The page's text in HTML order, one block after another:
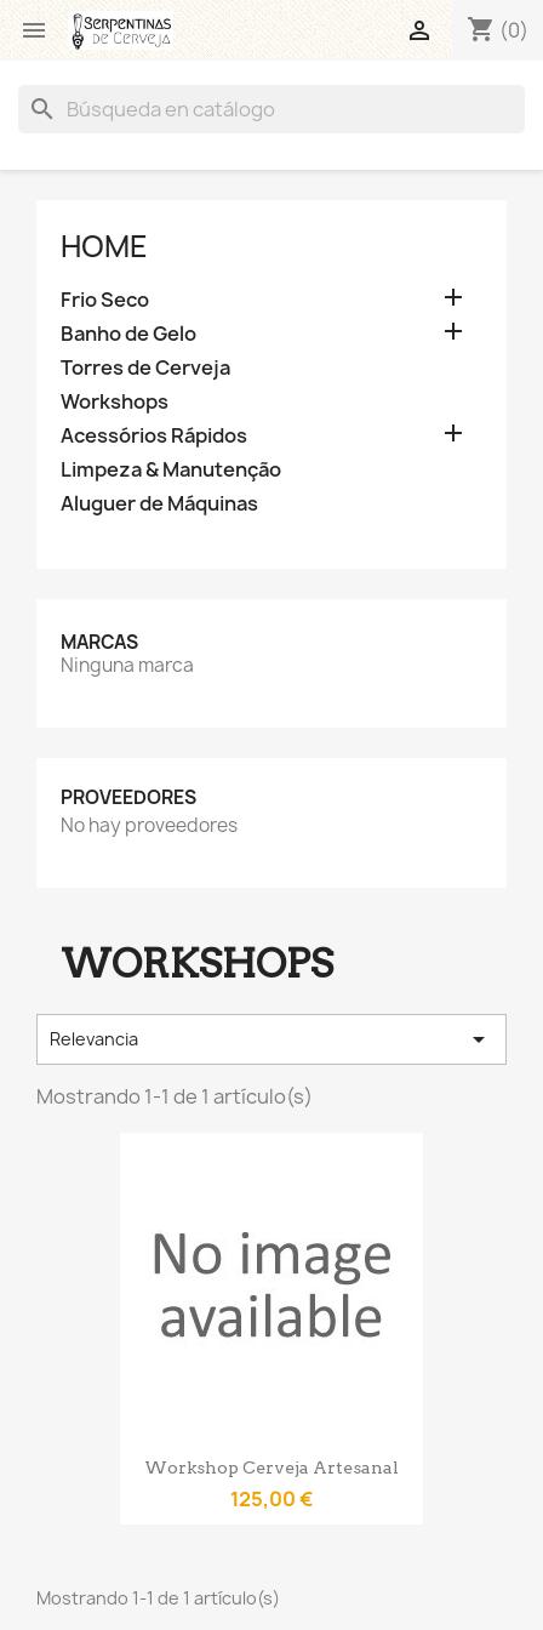
 shopping_cart (0)

search
HOME
Frio Seco 
Banho de Gelo 
Torres de Cerveja
Workshops
Acessórios Rápidos

Limpeza & Manutenção
Aluguer de Máquinas
MARCAS
Ninguna marca
PROVEEDORES
No hay proveedores
WORKSHOPS
Relevancia 
Mostrando 1-1 de 1 artículo(s)
Workshop Cerveja Artesanal
125,00 €
Mostrando 1-1 de 1 artículo(s)